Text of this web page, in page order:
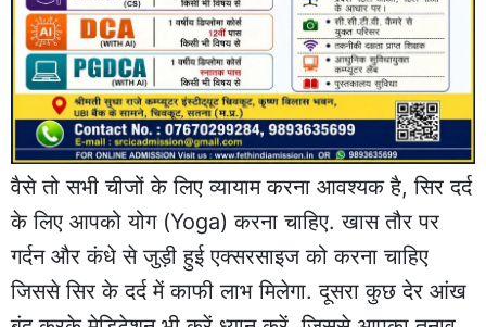
वैसे तो सभी चीजों के लिए व्यायाम करना आवश्यक है, सिर दर्द
के लिए आपको योग (Yoga) करना चाहिए. खास तौर पर
गर्दन और कंधे से जुड़ी हुई एक्सरसाइज को करना चाहिए
जिससे सिर के दर्द में काफी लाभ मिलेगा. दूसरा कुछ देर आंख